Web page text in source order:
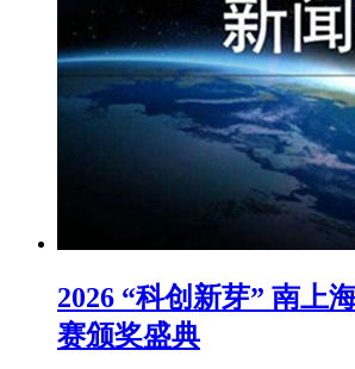
2026 “科创新芽” 南上
赛颁奖盛典